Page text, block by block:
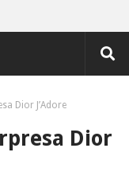
Dior J’Adore
Dior